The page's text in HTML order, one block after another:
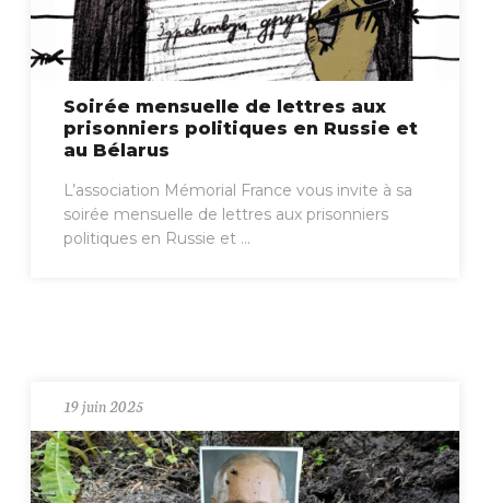
Soirée mensuelle de lettres aux
prisonniers politiques en Russie et
au Bélarus
L’association Mémorial France vous invite à sa
soirée mensuelle de lettres aux prisonniers
politiques en Russie et ...
19 juin 2025